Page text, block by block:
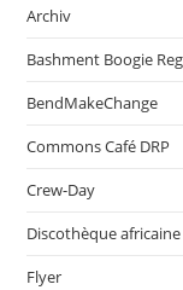
Archiv
Bashment Boogie
BendMakeChange
Commons Café DRP
Crew-Day
Discothèque africaine
Flyer